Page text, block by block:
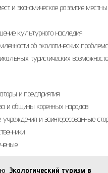
и экономическое развитие
культурного наследия
об экологических
туристических
и предприятия
и общины коренных народов
учреждения и заинтересованные
Экологический туризм в